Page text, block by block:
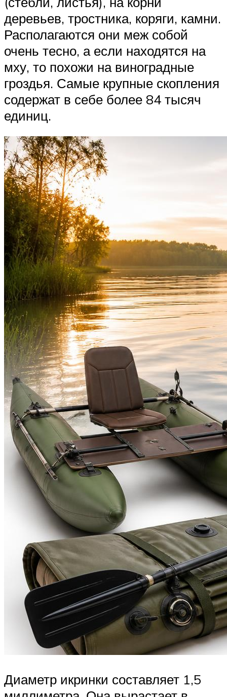
деревьев, тростника, коряги, камни.
Располагаются они меж собой
очень тесно, а если находятся на
мху, то похожи на виноградные
гроздья. Самые крупные скопления
содержат в себе более 84 тысяч
единиц.
Диаметр икринки составляет 1,5